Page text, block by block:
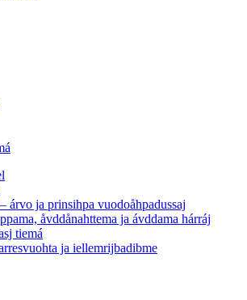
árvo ja prinsihpa vuodoåhpadussaj
åvddånahttema ja ávddama hárráj
tiemá
ja iellemrijbadibme